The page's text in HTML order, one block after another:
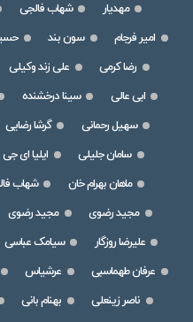
مهدیار
شهاب فالجی
امیر فرجام
سون بند
رضا کرمی
علی زند وکیلی
ابی عالی
سینا درخشنده
سهیل رحمانی
گرشا رضایی
سامان جلیلی
ایلیا ای جی
ماهان بهرام خان
شهاب
مجید رضوی
مجید رضوی
علیرضا روزگار
سیامک عباسی
عرفان طهماسبی
عرشیاس
ناصر زینعلی
بهنام بانی